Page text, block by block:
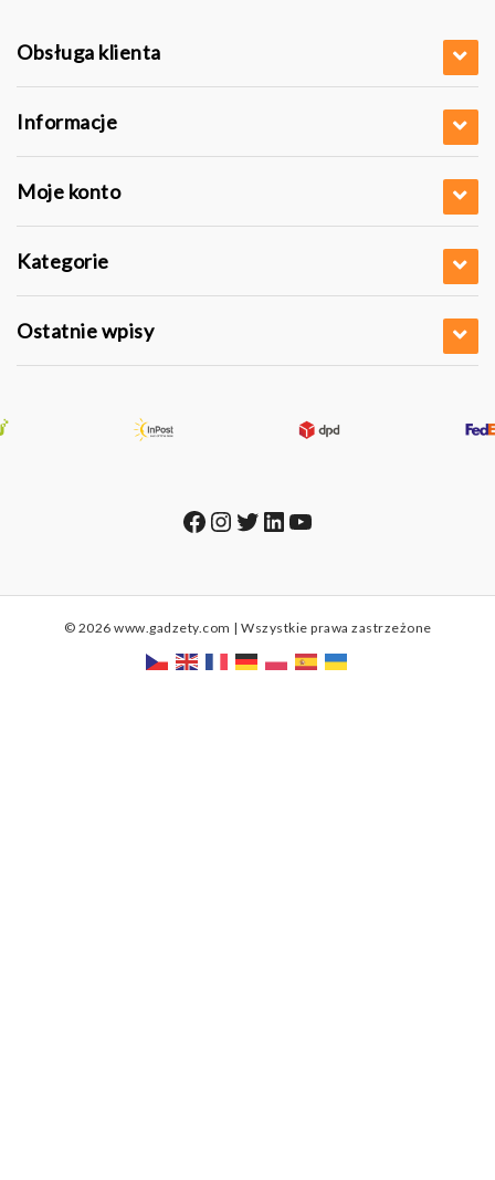
Obsługa klienta
Informacje
Moje konto
Kategorie
Ostatnie wpisy
Facebook
Instagram
Twitter
LinkedIn
YouTube
© 2026 www.gadzety.com | Wszystkie prawa zastrzeżone